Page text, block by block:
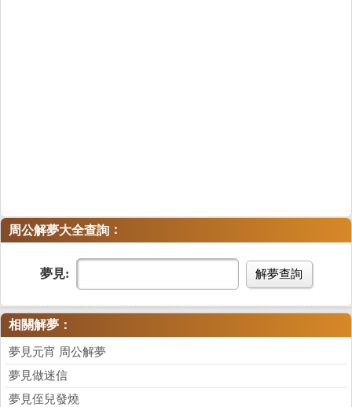
周公解夢大全查詢 ：
夢見: 解夢查詢
相關解夢：
夢見元宵 周公解夢
夢見做迷信
夢見侄兒發燒